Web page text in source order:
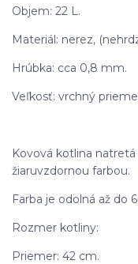
Objem: 22 L.
Materiál: nerez,
Hrúbka: cca 0,8 mm.
Veľkosť: vrchný
Kovová kotlina
žiaruvzdornou farbou.
Farba je odolná až do
Rozmer kotliny:
Priemer: 42 cm.